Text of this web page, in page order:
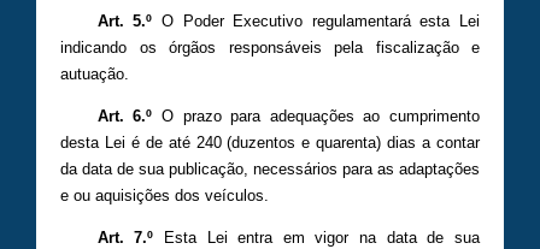
Art. 5.º O Poder Executivo regulamentará esta Lei
indicando os órgãos responsáveis pela fiscalização e
autuação.
Art. 6.º O prazo para adequações ao cumprimento
desta Lei é de até 240 (duzentos e quarenta) dias a contar
da data de sua publicação, necessários para as adaptações
e ou aquisições dos veículos.
Art. 7.º Esta Lei entra em vigor na data de sua